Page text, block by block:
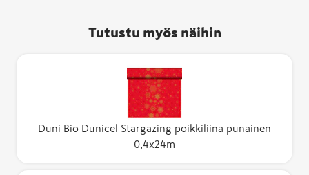
Tutustu myös näihin
Duni Bio Dunicel Stargazing poikkiliina punainen
0,4x24m